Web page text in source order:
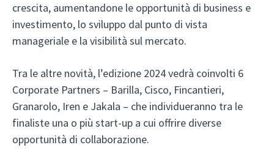
crescita, aumentandone le opportunità di business e
investimento, lo sviluppo dal punto di vista
manageriale e la visibilità sul mercato.
Tra le altre novità, l’edizione 2024 vedrà coinvolti 6
Corporate Partners – Barilla, Cisco, Fincantieri,
Granarolo, Iren e Jakala – che individueranno tra le
finaliste una o più start-up a cui offrire diverse
opportunità di collaborazione.